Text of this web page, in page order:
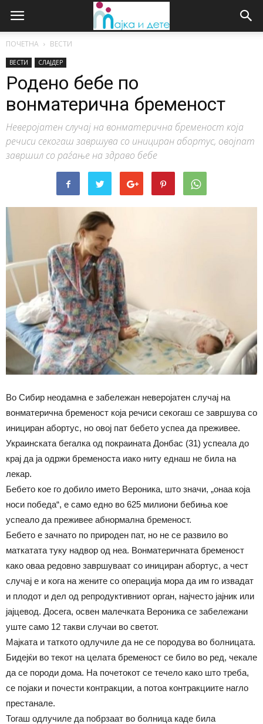
ПОЧЕТНА ВЕСТИ
ВЕСТИ СЛАЈДЕР
Родено бебе по
вонматерична бременост
Неверојатен случај на вонматерична бременост која
речиси секогаш завршува со инициран абортус, овојпат
завршил со раѓање на здраво бебе
Во Сибир неодамна е забележан неверојатен случај на
вонматерична бременост која речиси секогаш се завршува со
инициран абортус, но овој пат бебето успеа да преживее.
Украинската бегалка од покраината Донбас (31) успеала до
крај да ја одржи бременоста иако ниту еднаш не била на
лекар.
Бебето кое го добило името Вероника, што значи, „онаа која
носи победа“, е само едно во 625 милиони бебиња кое
успеало да преживее абнормална бременост.
Бебето е зачнато по природен пат, но не се развило во
маткатата туку надвор од неа. Вонматеричната бременост
како оваа редовно завршуваат со инициран абортус, а чест
случај е и кога на жените со операција мора да им го извадат
и плодот и дел од репродуктивниот орган, најчесто јајник или
јајцевод. Досега, освен малечката Вероника се забележани
уште само 12 такви случаи во светот.
Мајката и таткото одлучиле да не се породува во болницата.
Бидејќи во текот на целата бременост се било во ред, чекале
да се породи дома. На почетокот се течело како што треба,
се појаки и почести контракции, а потоа контракциите нагло
престанале.
Тогаш одлучиле да побрзаат во болница каде била